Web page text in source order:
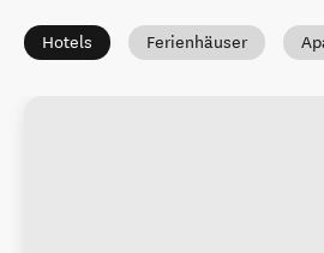
Hotels Ferienhäuser